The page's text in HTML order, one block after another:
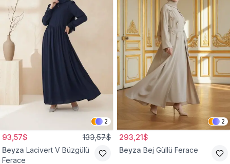
2
93,57$ 133,57$
Beyza Lacivert V Büzgülü
Ferace
2
293,21$
Beyza Bej Güllü Ferace